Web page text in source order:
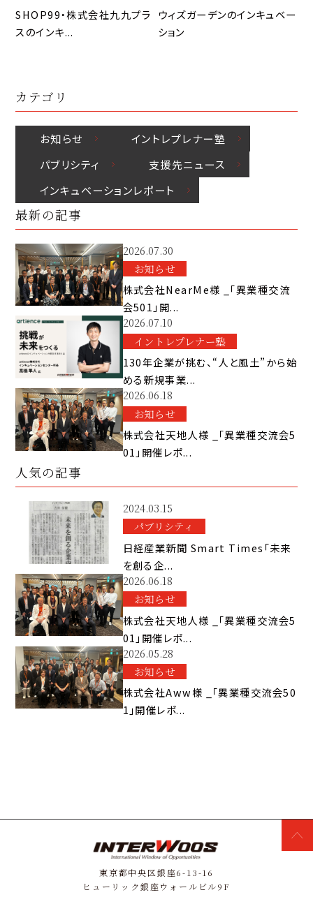
SHOP99・株式会社九九プラ
スのインキ...
ウィズガーデンのインキュベー
ション
カテゴリ
お知らせ
イントレプレナー塾
パブリシティ
⽀援先ニュース
インキュベーションレポート
最新の記事
2026.07.30
お知らせ
株式会社NearMe様 _「異業種交流
会501」開...
2026.07.10
イントレプレナー塾
130年企業が挑む、“人と風土”から始
める新規事業...
2026.06.18
お知らせ
株式会社天地人様 _「異業種交流会5
01」開催レポ...
人気の記事
2024.03.15
パブリシティ
日経産業新聞 Smart Times「未来
を創る企...
2026.06.18
お知らせ
株式会社天地人様 _「異業種交流会5
01」開催レポ...
2026.05.28
お知らせ
株式会社Aww様 _「異業種交流会50
1」開催レポ...
東京都中央区銀座6-13-16
ヒューリック銀座ウォールビル9F